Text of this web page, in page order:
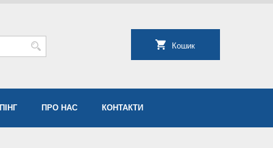
Кошик
ПРО НАС КОНТАКТИ